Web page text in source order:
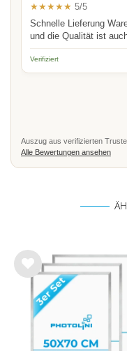
★★★★★ 5/5
Schnelle Lieferung
und die Qualität ist
Verifiziert
Auszug aus verifizierten
Alle Bewertungen ansehen
Wu
hlist